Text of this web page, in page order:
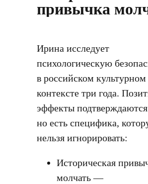
привычка
Ирина исследует
психологическую
в российском культурном
контексте три года.
эффекты подтверждаются
но есть специфика,
нельзя игнорировать:
Историческая
молчать —